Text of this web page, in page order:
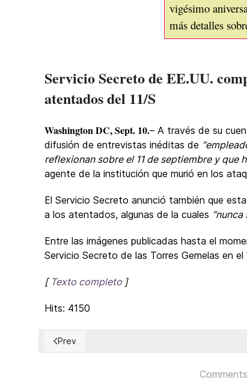
vigésimo
más detalles
Servicio Secreto de EE.UU.
atentados del 11/S
Washington DC, Sept. 10.– A través de su
difusión de entrevistas inéditas de
reflexionan sobre el 11 de septiembre y que
agente de la institución que murió en los
El Servicio Secreto anunció también que
a los atentados, algunas de la cuales “nunca
Entre las imágenes publicadas hasta el
Servicio Secreto de las Torres Gemelas en
[ Texto completo ]
Hits: 4150
Previous article: Ominous Global Surge in the
Prev